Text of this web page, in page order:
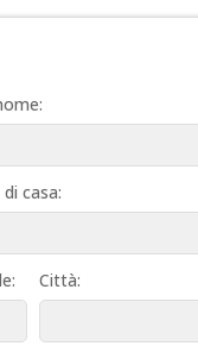
casa:
Città: